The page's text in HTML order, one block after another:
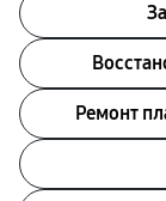
Ремонт